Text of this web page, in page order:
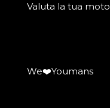
Valuta la tua moto
We❤️Youmans